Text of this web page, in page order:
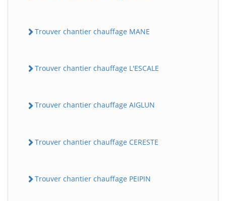
Trouver chantier chauffage MANE
Trouver chantier chauffage L'ESCALE
Trouver chantier chauffage AIGLUN
Trouver chantier chauffage CERESTE
Trouver chantier chauffage PEIPIN